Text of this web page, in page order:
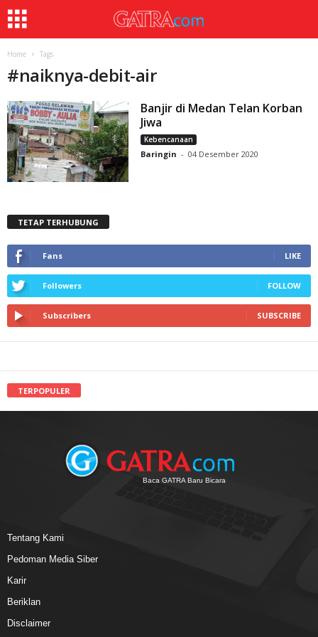
Home Tags
#naiknya-debit-air
Banjir di Medan Telan Korban
Jiwa
Kebencanaan
Baringin - 04 Desember 2020
TETAP TERHUBUNG
Fans LIKE
Followers FOLLOW
Subscribers SUBSCRIBE
TERPOPULER
Baca GATRA Baru Bicara
Tentang Kami
Pedoman Media Siber
Karir
Beriklan
Disclaimer